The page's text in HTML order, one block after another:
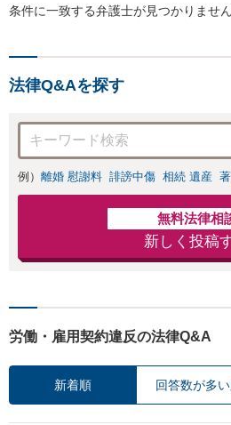
条件に一致する弁護士が見つかりませ
法律Q&Aを探す
例） 離婚 慰謝料 誹謗中傷 相続 遺産
無料法律相
新しく投稿
労働・雇用契約違反の法律Q&A
新着順 回答数が多